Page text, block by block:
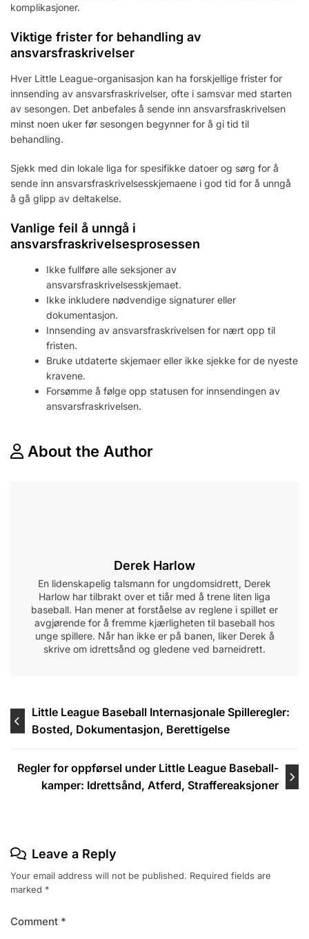
komplikasjoner.
Viktige frister for behandling av
ansvarsfraskrivelser
Hver Little League-organisasjon kan ha forskjellige frister for
innsending av ansvarsfraskrivelser, ofte i samsvar med starten
av sesongen. Det anbefales å sende inn ansvarsfraskrivelsen
minst noen uker før sesongen begynner for å gi tid til
behandling.
Sjekk med din lokale liga for spesifikke datoer og sørg for å
sende inn ansvarsfraskrivelsesskjemaene i god tid for å unngå
å gå glipp av deltakelse.
Vanlige feil å unngå i
ansvarsfraskrivelsesprosessen
Ikke fullføre alle seksjoner av
ansvarsfraskrivelsesskjemaet.
Ikke inkludere nødvendige signaturer eller
dokumentasjon.
Innsending av ansvarsfraskrivelsen for nært opp til
fristen.
Bruke utdaterte skjemaer eller ikke sjekke for de nyeste
kravene.
Forsømme å følge opp statusen for innsendingen av
ansvarsfraskrivelsen.
About the Author
Derek Harlow
En lidenskapelig talsmann for ungdomsidrett, Derek
Harlow har tilbrakt over et tiår med å trene liten liga
baseball. Han mener at forståelse av reglene i spillet er
avgjørende for å fremme kjærligheten til baseball hos
unge spillere. Når han ikke er på banen, liker Derek å
skrive om idrettsånd og gledene ved barneidrett.
Post
navigation
Little League Baseball Internasjonale Spilleregler:
Bosted, Dokumentasjon, Berettigelse
Regler for oppførsel under Little League Baseball-
kamper: Idrettsånd, Atferd, Straffereaksjoner
Leave a Reply
Your email address will not be published. Required fields are
marked *
Comment *